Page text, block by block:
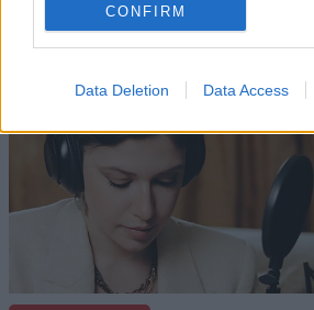
CONFIRM
Data Deletion Data Access